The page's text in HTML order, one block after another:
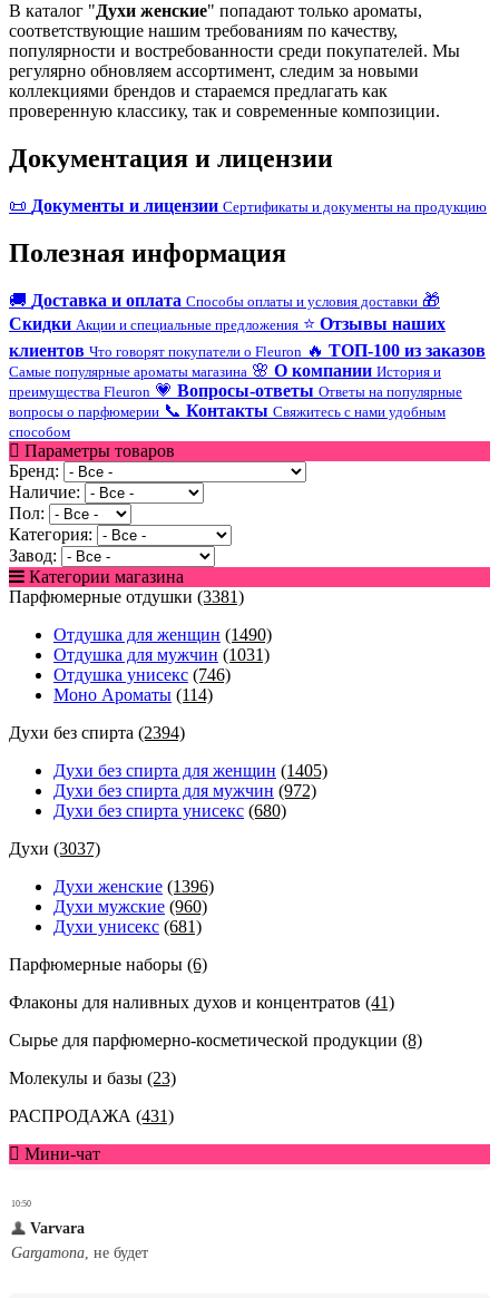
В каталог "Духи женские" попадают только ароматы,
соответствующие нашим требованиям по качеству,
популярности и востребованности среди покупателей. Мы
регулярно обновляем ассортимент, следим за новыми
коллекциями брендов и стараемся предлагать как
проверенную классику, так и современные композиции.
Документация и лицензии
📜 Документы и лицензии Сертификаты и документы на продукцию
Полезная информация
🚚 Доставка и оплата Способы оплаты и условия доставки 🎁
Скидки Акции и специальные предложения ⭐ Отзывы наших
клиентов Что говорят покупатели о Fleuron 🔥 ТОП-100 из заказов
Самые популярные ароматы магазина 🌸 О компании История и
преимущества Fleuron 💗 Вопросы-ответы Ответы на популярные
вопросы о парфюмерии 📞 Контакты Свяжитесь с нами удобным
способом
Параметры товаров
Бренд:
Наличие:
Пол:
Категория:
Завод:
Категории магазина
Парфюмерные отдушки (3381)
Отдушка для женщин (1490)
Отдушка для мужчин (1031)
Отдушка унисекс (746)
Моно Ароматы (114)
Духи без спирта (2394)
Духи без спирта для женщин (1405)
Духи без спирта для мужчин (972)
Духи без спирта унисекс (680)
Духи (3037)
Духи женские (1396)
Духи мужские (960)
Духи унисекс (681)
Парфюмерные наборы (6)
Флаконы для наливных духов и концентратов (41)
Сырье для парфюмерно-косметической продукции (8)
Молекулы и базы (23)
РАСПРОДАЖА (431)
Мини-чат